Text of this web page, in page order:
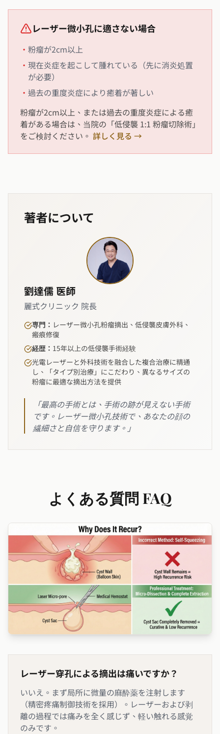
レーザー微小孔に適さない場合
• 粉瘤が2cm以上
• 現在炎症を起こして腫れている（先に消炎処置
が必要）
• 過去の重度炎症により癒着が著しい
粉瘤が2cm以上、または過去の重度炎症による癒
着がある場合は、当院の「低侵襲 1:1 粉瘤切除術」
をご検討ください。 詳しく見る →
著者について
劉達儒 医師
麗式クリニック 院長
専門： レーザー微小孔粉瘤摘出、低侵襲皮膚外科、
瘢痕修復
経歴： 15年以上の低侵襲手術経験
光電レーザーと外科技術を融合した複合治療に精通
し、「タイプ別治療」にこだわり、異なるサイズの
粉瘤に最適な摘出方法を提供
「最高の手術とは、手術の跡が見えない手術
です。レーザー微小孔技術で、あなたの顔の
繊細さと自信を守ります。」
よくある質問 FAQ
レーザー穿孔による摘出は痛いですか？
いいえ。まず局所に微量の麻酔薬を注射します
（精密疼痛制御技術を採用）。レーザーおよび剥
離の過程では痛みを全く感じず、軽い触れる感覚
のみです。